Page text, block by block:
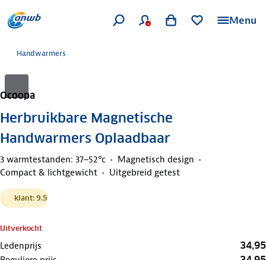
Menu
Handwarmers
Ocoopa
Herbruikbare Magnetische
Handwarmers Oplaadbaar
3 warmtestanden: 37–52°c
Magnetisch design
Compact & lichtgewicht
Uitgebreid getest
klant: 9.5
Uitverkocht
Ledenprijs 34,95